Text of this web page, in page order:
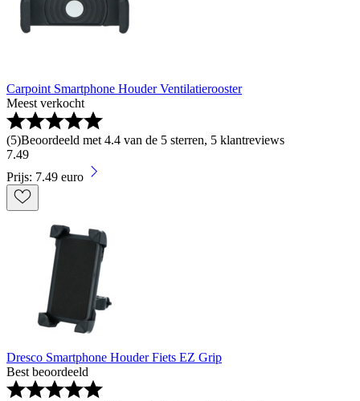
Carpoint Smartphone Houder Ventilatierooster
Meest verkocht
(5)Beoordeeld met 4.4 van de 5 sterren, 5 klantreviews
7.49
Prijs: 7.49 euro
Dresco Smartphone Houder Fiets EZ Grip
Best beoordeeld